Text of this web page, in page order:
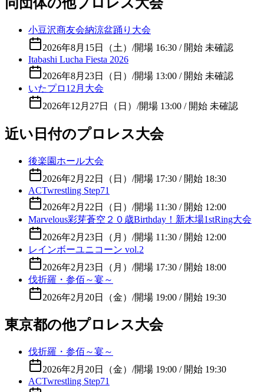
小豆沢商友会納涼盆踊り大会
2026年8月15日（土） /開場 16:30 / 開始 未確認
Itabashi Lucha Fiesta 2026
2026年8月23日（日） /開場 13:00 / 開始 未確認
いたプロ12月大会
2026年12月27日（日） /開場 13:00 / 開始 未確認
近い日付のプロレス大会
後楽園ホール大会
2026年2月22日（日） /開場 17:30 / 開始 18:30
ACTwrestling Step71
2026年2月22日（日） /開場 11:30 / 開始 12:00
Marvelous彩芽蒼空２０歳Birthday！新木場1stRing大会
2026年2月23日（月） /開場 11:30 / 開始 12:00
レインボーユニコーン vol.2
2026年2月23日（月） /開場 17:30 / 開始 18:00
伐折羅・参佰～宴～
2026年2月20日（金） /開場 19:00 / 開始 19:30
東京都の他プロレス大会
伐折羅・参佰～宴～
2026年2月20日（金） /開場 19:00 / 開始 19:30
ACTwrestling Step71